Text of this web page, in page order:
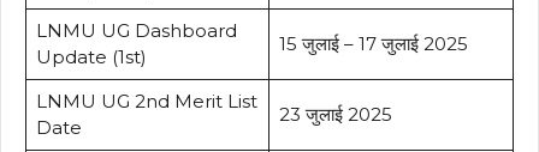
LNMU UG Dashboard
Update (1st)
15 जुलाई – 17 जुलाई 2025
LNMU UG 2nd Merit List
Date
23 जुलाई 2025